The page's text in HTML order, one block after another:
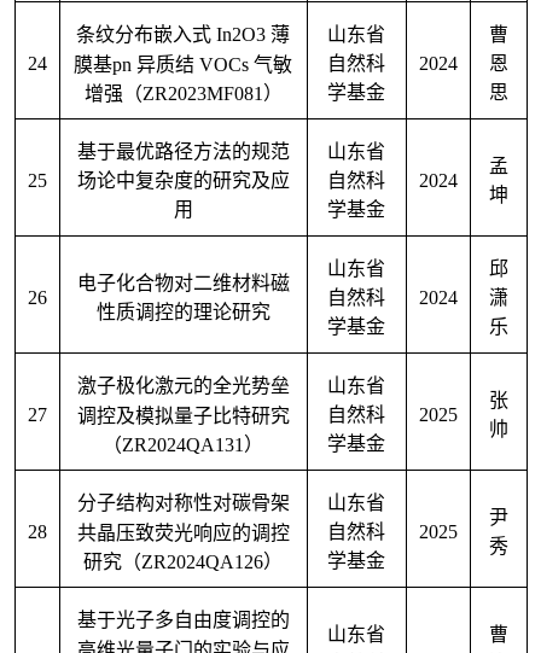
24
条纹分布嵌入式 In2O3 薄
膜基pn 异质结 VOCs 气敏
增强（ZR2023MF081 ）
山东省
自然科
学基金
2024
曹
恩
思
25
基于最优路径方法的规范
场论中复杂度的研究及应
用
山东省
自然科
学基金
2024
孟
坤
26
电子化合物对二维材料磁
性质调控的理论研究
山东省
自然科
学基金
2024
邱
潇
乐
27
激子极化激元的全光势垒
调控及模拟量子比特研究
（ZR2024QA131 ）
山东省
自然科
学基金
2025
张
帅
28
分子结构对称性对碳骨架
共晶压致荧光响应的调控
研究（ZR2024QA126）
山东省
自然科
学基金
2025
尹
秀
基于光子多自由度调控的
山东省
曹